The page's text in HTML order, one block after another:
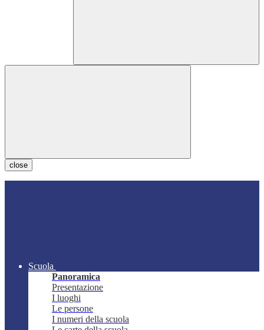
close
Scuola
Panoramica
Presentazione
I luoghi
Le persone
I numeri della scuola